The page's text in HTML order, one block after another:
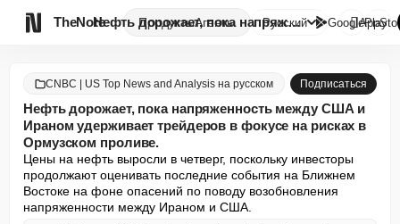
TheNote ПродуктыАгенты Нефть дорожает, пока напряженн...
Русский GooglePlay

CNBC | US Top News and Analysis на русском Подписаться
Нефть дорожает, пока напряженность между США и
Ираном удерживает трейдеров в фокусе на рисках в
Ормузском проливе.
Цены на нефть выросли в четверг, поскольку инвесторы
продолжают оценивать последние события на Ближнем
Востоке на фоне опасений по поводу возобновления
напряженности между Ираном и США.